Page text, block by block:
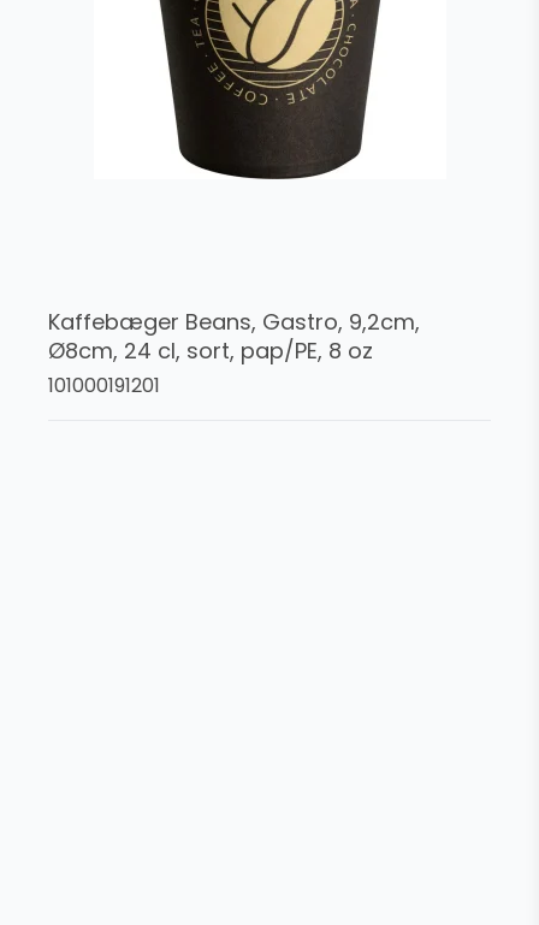
Kaffebæger Beans, Gastro, 9,2cm,
Ø8cm, 24 cl, sort, pap/PE, 8 oz
101000191201